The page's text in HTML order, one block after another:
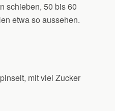
schieben, 50 bis 60
etwa so aussehen.
mit viel Zucker